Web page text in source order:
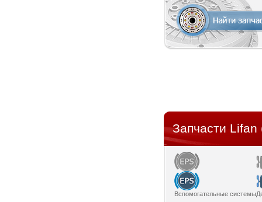
Запчасти
Вспомогательные системы